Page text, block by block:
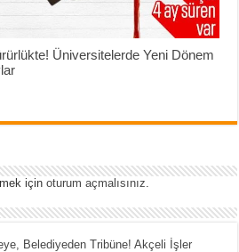
Üniversitelerde Yeni Dönem
içinoturum açmalısınız
Belediyeden Tribüne! Akçeli İşler